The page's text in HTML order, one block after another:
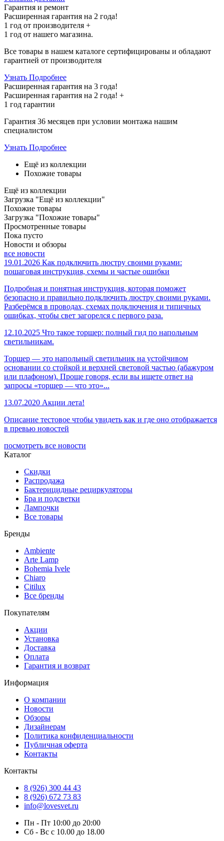
Гарантия и ремонт
Расширенная гарантия на 2 года!
1 год от производителя +
1 год от нашего магазина.
Все товары в нашем каталоге сертифицированы и обладают
гарантией от производителя
Узнать Подробнее
Расширенная гарантия на 3 года!
Расширенная гарантия на 2 года! +
1 год гарантии
Гарантия 36 месяцев при условии монтажа нашим
специалистом
Узнать Подробнее
Ещё из коллекции
Похожие товары
Ещё из коллекции
Загрузка "Ещё из коллекции"
Похожие товары
Загрузка "Похожие товары"
Просмотренные товары
Пока пусто
Новости и обзоры
все новости
19.01.2026 Как подключить люстру своими руками:
пошаговая инструкция, схемы и частые ошибки
Подробная и понятная инструкция, которая поможет
безопасно и правильно подключить люстру своими руками.
Разберёмся в проводах, схемах подключения и типичных
ошибках, чтобы свет загорелся с первого раза.
12.10.2025 Что такое торшер: полный гид по напольным
светильникам.
Торшер — это напольный светильник на устойчивом
основании со стойкой и верхней световой частью (абажуром
или плафоном). Проще говоря, если вы ищете ответ на
запросы «торшер — что это»...
13.07.2020 Акции лета!
Описание тестовое чтобы увидеть как и где оно отображается
в превью новостей
посмотреть все новости
Каталог
Скидки
Распродажа
Бактерицидные рециркуляторы
Бра и подсветки
Лампочки
Все товары
Бренды
Ambiente
Arte Lamp
Bohemia Ivele
Chiaro
Citilux
Все бренды
Покупателям
Акции
Установка
Доставка
Оплата
Гарантия и возврат
Информация
О компании
Новости
Обзоры
Дизайнерам
Политика конфиденциальности
Публичная оферта
Контакты
Контакты
8 (926) 300 44 43
8 (926) 672 73 83
info@lovesvet.ru
Пн - Пт 10:00 до 20:00
Сб - Вс с 10.00 до 18.00